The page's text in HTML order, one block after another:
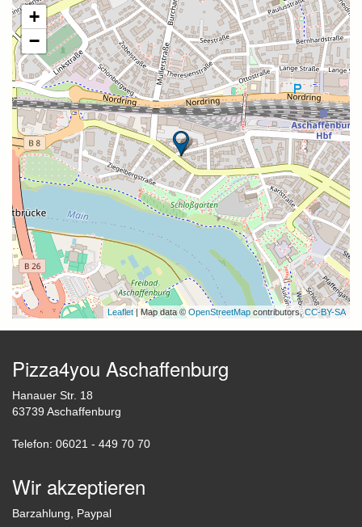
+
−
Leaflet| Map data © OpenStreetMap contributors,CC-BY-SA
Pizza4you Aschaffenburg
Hanauer Str. 18
63739 Aschaffenburg
Telefon: 06021 - 449 70 70
Wir akzeptieren
Barzahlung, Paypal